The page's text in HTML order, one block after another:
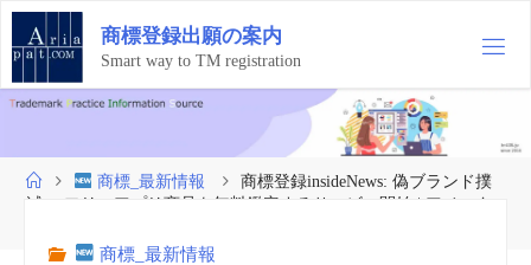
コ
テ
ン
ツ
ス
商標登録出願の案内
Smart way to TM registration
ホ
商標_最新情報
商標登録insideNews: 偽ブランド撲
滅へ フリマアプリ商品を無料鑑定するサービス開始 | アベマタ
商標_最新情報